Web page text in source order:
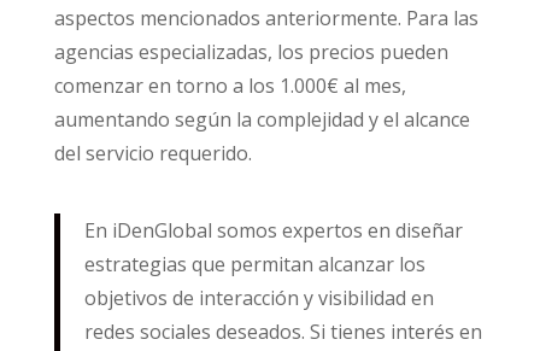
aspectos mencionados anteriormente. Para las
agencias especializadas, los precios pueden
comenzar en torno a los 1.000€ al mes,
aumentando según la complejidad y el alcance
del servicio requerido.
En iDenGlobal somos expertos en diseñar
estrategias que permitan alcanzar los
objetivos de interacción y visibilidad en
redes sociales deseados. Si tienes interés en